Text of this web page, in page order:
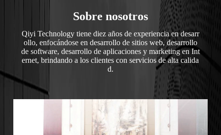
Sobre nosotros
Qiyi Technology tiene diez años de experiencia en desarr
ollo, enfocándose en desarrollo de sitios web, desarrollo
de software, desarrollo de aplicaciones y marketing en Int
ernet, brindando a los clientes con servicios de alta calida
d.